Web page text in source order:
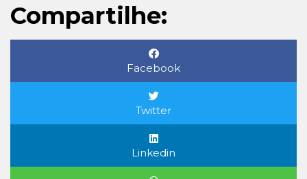
Compartilhe:
Facebook
Twitter
Linkedin